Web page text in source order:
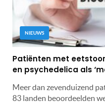
NIEUWS
Patiënten met
en psychedelica als
Meer dan zevenduizend
83 landen beoordeelden